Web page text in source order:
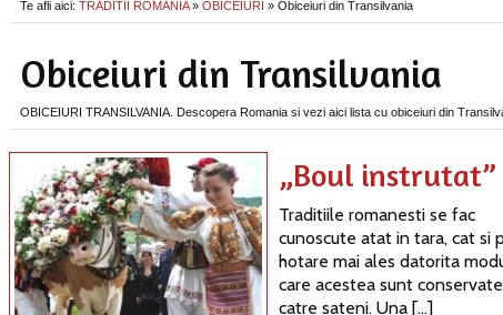
Te afli aici: TRADITII ROMANIA» OBICEIURI » Obiceiuri din Transilvania
Obiceiuri din Transilvania
OBICEIURI TRANSILVANIA. Descopera Romania si vezi aici lista cu obiceiuri din
„Boul instrutat”
Traditiile romanesti se fac
cunoscute atat in tara, cat si
hotare mai ales datorita
care acestea sunt
catre sateni. Una […]